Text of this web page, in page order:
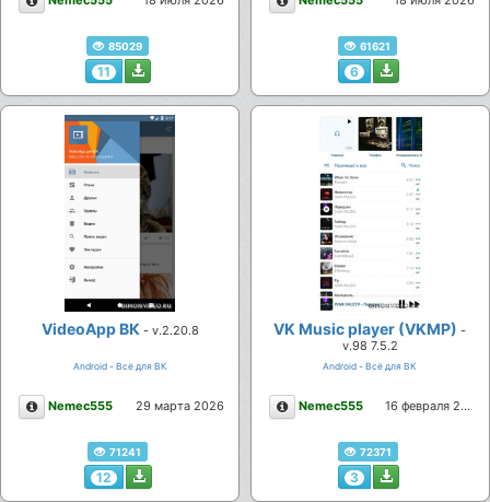
85029
11
61621
6
VideoApp ВК - v.2.20.8
Android - Всё для ВК
Описание
Nemec555 29 марта 2026
71241
12
VK Music player (VKMP) -
v.98 7.5.2
Android - Всё для ВК
Описание
Nemec555 16 февраля 2026
72371
3